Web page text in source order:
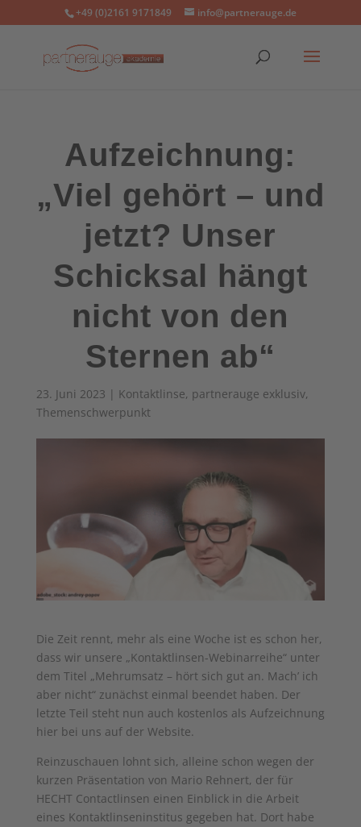
+49 (0)2161 9171849 info@partnerauge.de
Aufzeichnung:
„Viel gehört – und
jetzt? Unser
Schicksal hängt
nicht von den
Sternen ab“
23. Juni 2023 | Kontaktlinse, partnerauge exklusiv,
Themenschwerpunkt
Die Zeit rennt, mehr als eine Woche ist es schon her,
dass wir unsere „Kontaktlinsen-Webinarreihe“ unter
dem Titel „Mehrumsatz – hört sich gut an. Mach’ ich
aber nicht“ zunächst einmal beendet haben. Der
letzte Teil steht nun auch kostenlos als Aufzeichnung
hier bei uns auf der Website.
Reinzuschauen lohnt sich, alleine schon wegen der
kurzen Präsentation von Mario Rehnert, der für
HECHT Contactlinsen einen Einblick in die Arbeit
eines Kontaktlinseninstitus gegeben hat. Dort habe